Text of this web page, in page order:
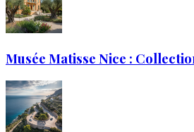
Musée Matisse Nice :